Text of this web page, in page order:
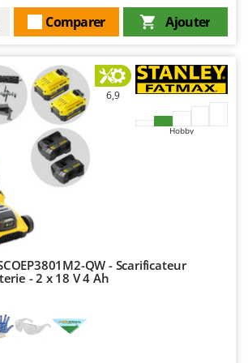
Ajouter
Comparer
6,9
Hobby
QW - Scarificateur
- 2 x 18 V 4 Ah